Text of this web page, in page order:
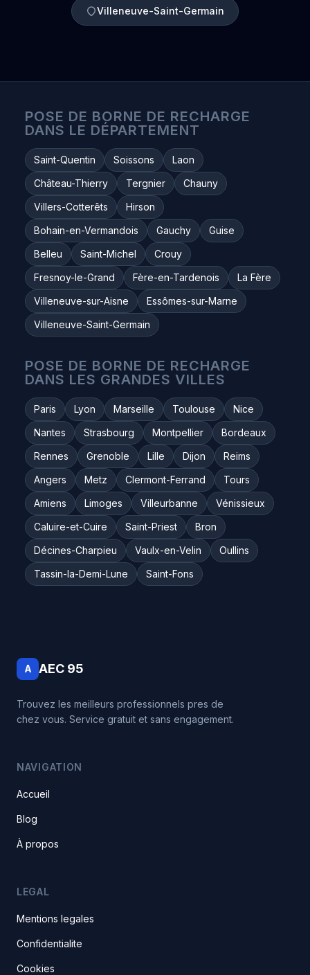
Villeneuve-Saint-Germain
POSE DE BORNE DE RECHARGE
DANS LE DÉPARTEMENT
Saint-Quentin Soissons
Laon
Château-Thierry
Tergnier
Chauny
Villers-Cotterêts
Hirson
Bohain-en-Vermandois
Gauchy
Guise
Belleu
Saint-Michel
Crouy
Fresnoy-le-Grand
Fère-en-Tardenois
La Fère
Villeneuve-sur-Aisne
Essômes-sur-Marne
Villeneuve-Saint-Germain
POSE DE BORNE DE RECHARGE
DANS LES GRANDES VILLES
Paris Lyon Marseille Toulouse
Nice
Nantes
Strasbourg Montpellier
Bordeaux
Rennes
Grenoble Lille Dijon
Reims
Angers
Metz Clermont-Ferrand
Tours
Amiens
Limoges Villeurbanne
Vénissieux
Caluire-et-Cuire
Saint-Priest
Bron
Décines-Charpieu
Vaulx-en-Velin
Oullins
Tassin-la-Demi-Lune
Saint-Fons
A AEC 95
Trouvez les meilleurs professionnels pres de
chez vous. Service gratuit et sans engagement.
NAVIGATION
Accueil
Blog
À propos
LEGAL
Mentions legales
Confidentialite
Cookies